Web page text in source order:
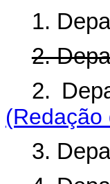
1.
2.
2.
(Redação
3.